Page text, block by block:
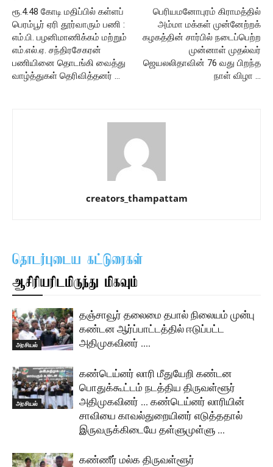
ரூ.4.48 கோடி மதிப்பில் கள்ளப்
பெரம்பூர் ஏரி தூர்வாரும் பணி :
எம்.பி. பழனிமாணிக்கம் மற்றும்
எம்.எல்.ஏ. சந்திரசேகரன்
பணியினை தொடங்கி வைத்து
வாழ்த்துகள் தெரிவித்தனர் …
பெரியமனோபுரம் கிராமத்தில்
அம்மா மக்கள் முன்னேற்றக்
கழகத்தின் சார்பில் நடைப்பெற்ற
முன்னாள் முதல்வர்
ஜெயலலிதாவின் 76 வது பிறந்த
நாள் விழா …
creators_thampattam
தொடர்புடைய கட்டுரைகள்
ஆசிரியரிடமிருந்து மிகவும்
அரசியல்
தஞ்சாவூர் தலைமை தபால் நிலையம் முன்பு
கண்டன ஆர்ப்பாட்டத்தில் ஈடுப்பட்ட
அதிமுகவினர் ….
அரசியல்
கண்டெய்னர் லாரி மீதுயேறி கண்டன
பொதுக்கூட்டம் நடத்திய திருவள்ளூர்
அதிமுகவினர் … கண்டெய்னர் லாரியின்
சாவியை காவல்துறையினர் எடுத்ததால்
இருவருக்கிடையே தள்ளுமுள்ளு …
கண்ணீர் மல்க திருவள்ளூர்